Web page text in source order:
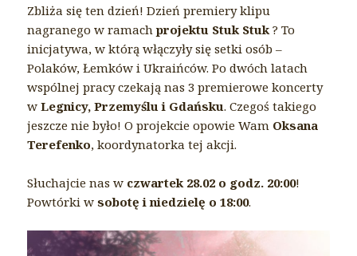
Zbliża się ten dzień! Dzień premiery klipu
nagranego w ramachprojektu Stuk Stuk? To
inicjatywa, w którą włączyły się setki osób –
Polaków, Łemków i Ukraińców. Po dwóch latach
wspólnej pracy czekają nas 3 premierowe koncerty
wLegnicy, Przemyślu i Gdańsku. Czegoś takiego
jeszcze nie było! O projekcie opowie Wam Oksana
Terefenko, koordynatorka tej akcji.
Słuchajcie nas w czwartek 28.02 o godz. 20:00!
Powtórki wsobotę i niedzielę o 18:00.